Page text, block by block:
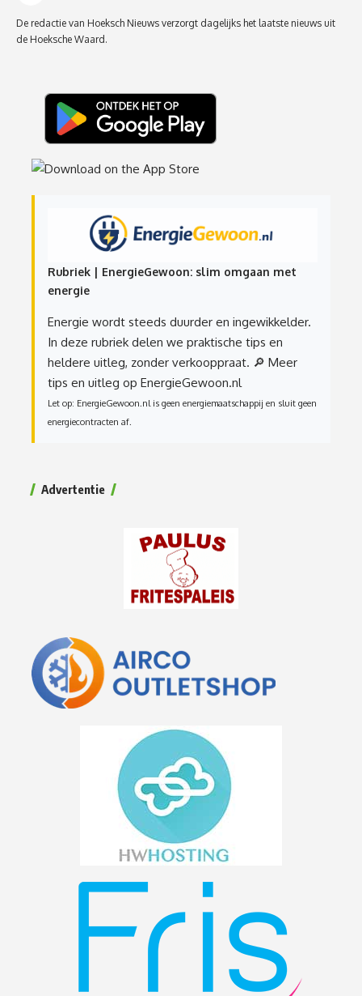
De redactie van Hoeksch Nieuws verzorgt dagelijks het laatste nieuws uit
de Hoeksche Waard.
Rubriek | EnergieGewoon: slim omgaan met
energie
Energie wordt steeds duurder en ingewikkelder.
In deze rubriek delen we praktische tips en
heldere uitleg, zonder verkooppraat. 🔎 Meer
tips en uitleg op EnergieGewoon.nl
Let op: EnergieGewoon.nl is geen energiemaatschappij en sluit geen
energiecontracten af.
Advertentie